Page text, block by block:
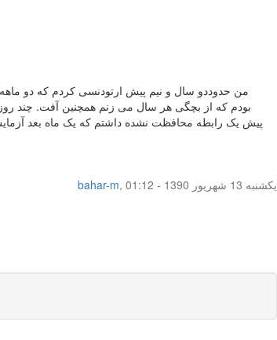
من حدوددو سال و نیم پیش ارتودنسی کردم که دو
بودم که از بچگی هر سال می زنم همچنین آفت. چند
پیش یک رابطه محافظت نشده داشتم که یک ماه بعد
bahar-m,
یکشنبه 13 شهریور 1390 - 01:12